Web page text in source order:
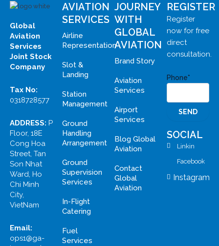
Global
Aviation
Services
Joint Stock
Company
Tax No:
0318728577
ADDRESS: P
Floor, 18E
Cong Hoa
Street, Tan
Son Nhat
Ward, Ho
Chi Minh
City,
VietNam
Email:
ops1@ga-
AVIATION
SERVICES
Airline
Representation
Slot &
Landing
Station
Management
Ground
Handling
Arrangement
Ground
Supervision
Services
In-Flight
Catering
Fuel
Services
JOURNEY
WITH
GLOBAL
AVIATION
Brand Story
Aviation
Services
Airport
Services
Blog Global
Aviation
Contact
Global
Aviation
REGISTER
Register
now for free
direct
consultation.
Phone*
SOCIAL
Linkin
Facebook
Instagram